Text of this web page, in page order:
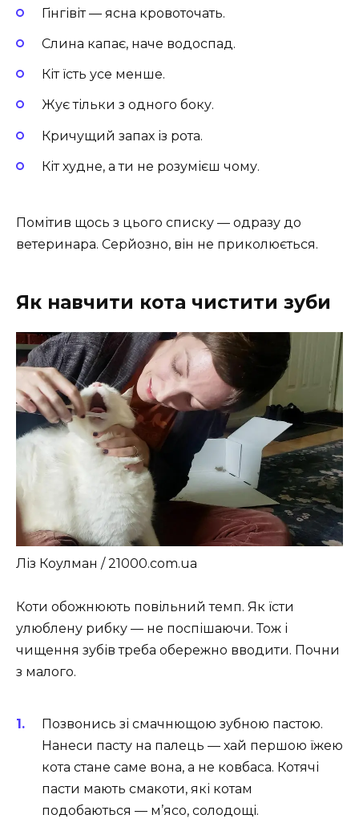
Гінгівіт — ясна кровоточать.
Слина капає, наче водоспад.
Кіт їсть усе менше.
Жує тільки з одного боку.
Кричущий запах із рота.
Кіт худне, а ти не розумієш чому.
Помітив щось з цього списку — одразу до
ветеринара. Серйозно, він не приколюється.
Як навчити кота чистити зуби
Ліз Коулман / 21000.com.ua
Коти обожнюють повільний темп. Як їсти
улюблену рибку — не поспішаючи. Тож і
чищення зубів треба обережно вводити. Почни
з малого.
Позвонись зі смачнющою зубною пастою.
Нанеси пасту на палець — хай першою їжею
кота стане саме вона, а не ковбаса. Котячі
пасти мають смакоти, які котам
подобаються — м’ясо, солодощі.